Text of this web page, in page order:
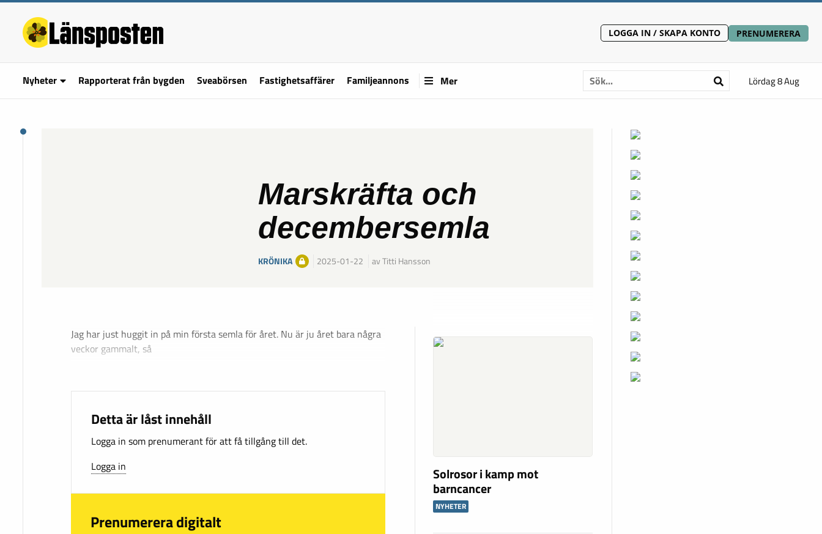
LOGGA IN / SKAPA KONTO PRENUMERERA
Nyheter Rapporterat från bygden Sveabörsen Fastighetsaffärer Familjeannons Mer Lördag 8 Aug
Marskräfta och
decembersemla
KRÖNIKA 2025-01-22 av Titti Hansson
Jag har just huggit in på min första semla för året. Nu är ju året bara några
veckor gammalt, så
Detta är låst innehåll
Logga in som prenumerant för att få tillgång till det.
Logga in
Prenumerera digitalt
Solrosor i kamp mot
barncancer
NYHETER